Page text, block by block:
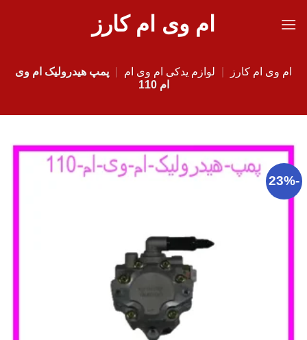
ام وی ام کارز
ام وی ام کارز لوازم یدکی ام وی ام
پمپ هیدرولیک ام وی
ام 110
-23%